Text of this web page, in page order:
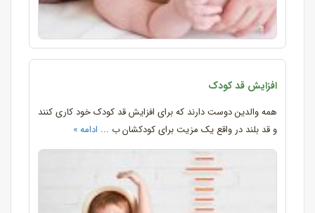
افزایش قد کودک
همه والدین دوست دارند که برای افزایش قد کودک خود کاری کنند
و قد بلند در واقع یک مزیت برای کودکشان ب ... ادامه »